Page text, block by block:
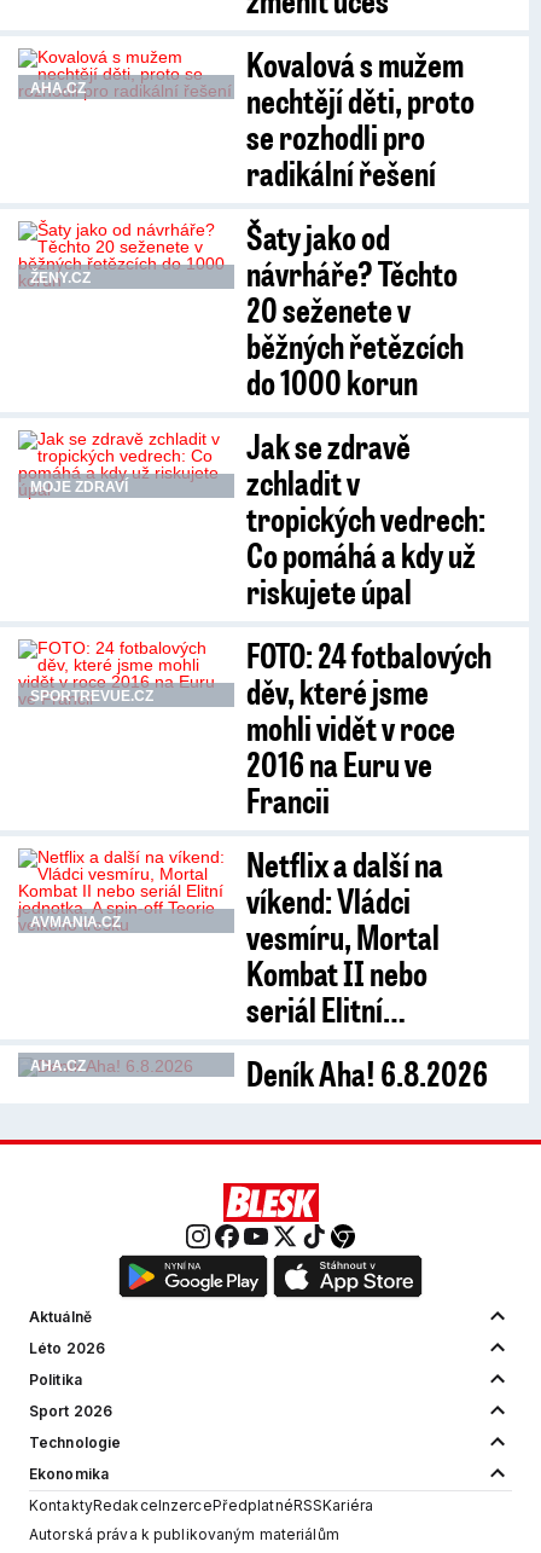
AHA.CZ
Kovalová s mužem
nechtějí děti, proto
se rozhodli pro
radikální řešení
ŽENY.CZ
Šaty jako od
návrháře? Těchto
20 seženete v
běžných řetězcích
do 1000 korun
MOJE ZDRAVÍ
Jak se zdravě
zchladit v
tropických vedrech:
Co pomáhá a kdy už
riskujete úpal
SPORTREVUE.CZ
FOTO: 24 fotbalových
děv, které jsme
mohli vidět v roce
2016 na Euru ve
Francii
AVMANIA.CZ
Netflix a další na
víkend: Vládci
vesmíru, Mortal
Kombat II nebo
seriál Elitní…
AHA.CZ Deník Aha! 6.8.2026
Aktuálně
Léto 2026
Politika
Sport 2026
Technologie
Ekonomika
KontaktyRedakceInzercePředplatnéRSSKariéra
Autorská práva k publikovaným materiálům